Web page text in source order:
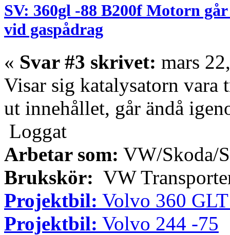
SV: 360gl -88 B200f Motorn
vid gaspådrag
« Svar #3 skrivet: mars
Visar sig katalysatorn vara
ut innehållet, går ändå
Loggat
Arbetar som: VW/Skoda/
Brukskör: VW
Projektbil: Volvo 360
Projektbil: Volvo 244 -75